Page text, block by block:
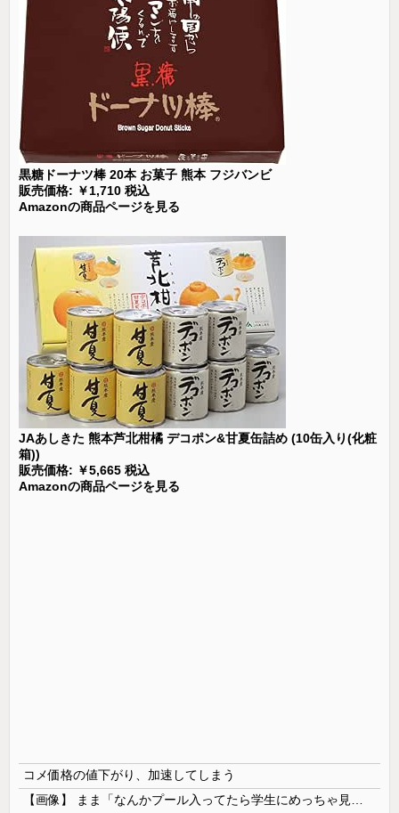
黒糖ドーナツ棒 20本 お菓子 熊本 フジバンビ
販売価格: ￥1,710 税込
Amazonの商品ページを見る
JAあしきた 熊本芦北柑橘 デコポン&甘夏缶詰め (10缶入り(化粧
箱))
販売価格: ￥5,665 税込
Amazonの商品ページを見る
コメ価格の値下がり、加速してしまう